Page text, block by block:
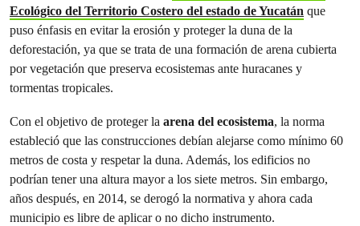
Ecológico del Territorio Costero del estado de Yucatán que
puso énfasis en evitar la erosión y proteger la duna de la
deforestación, ya que se trata de una formación de arena cubierta
por vegetación que preserva ecosistemas ante huracanes y
tormentas tropicales.
Con el objetivo de proteger la arena del ecosistema, la norma
estableció que las construcciones debían alejarse como mínimo 60
metros de costa y respetar la duna. Además, los edificios no
podrían tener una altura mayor a los siete metros. Sin embargo,
años después, en 2014, se derogó la normativa y ahora cada
municipio es libre de aplicar o no dicho instrumento.